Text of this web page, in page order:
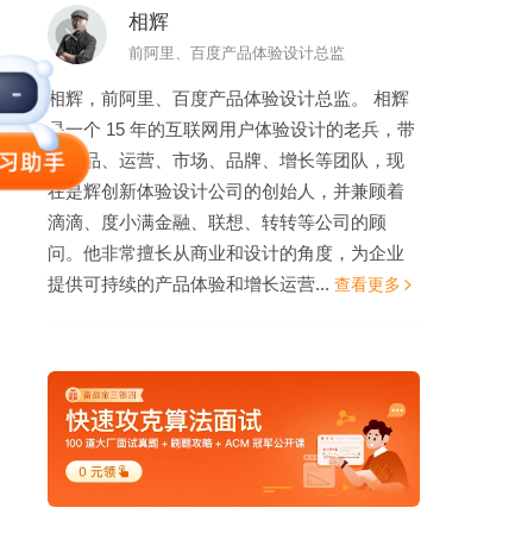
相辉
前阿里、百度产品体验设计总监
相辉，前阿里、百度产品体验设计总监。 相辉
是一个 15 年的互联网用户体验设计的老兵，带
过产品、运营、市场、品牌、增长等团队，现
在是辉创新体验设计公司的创始人，并兼顾着
滴滴、度小满金融、联想、转转等公司的顾
问。他非常擅长从商业和设计的角度，为企业
提供可持续的产品体验和增长运营... 查看更多 